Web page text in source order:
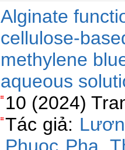
Alginate
cellulose-
methylene
aqueous
10 (2024)
Tác giả: